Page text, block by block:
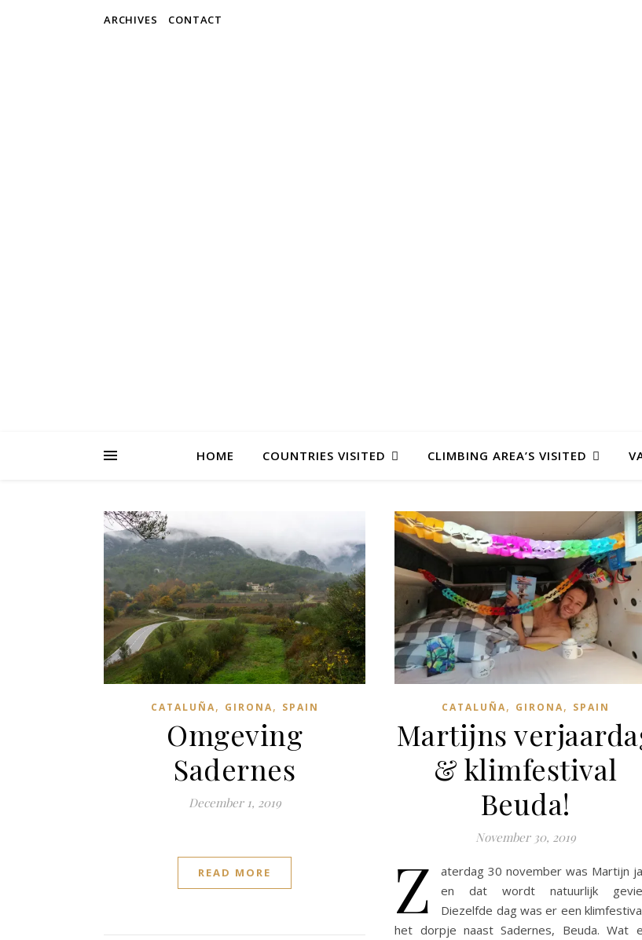
ARCHIVES CONTACT
HOME COUNTRIES VISITED CLIMBING AREA’S VISITED
CATALUÑA, GIRONA, SPAIN
Omgeving
Sadernes
December 1, 2019
READ MORE
CATALUÑA, GIRONA, SPAIN
Martijns
& klimfestival
Beuda!
November 30, 2019
Z
aterdag 30 november was Martijn
en dat wordt natuurlijk
Diezelfde dag was er een
het dorpje naast Sadernes, Beuda. Wat